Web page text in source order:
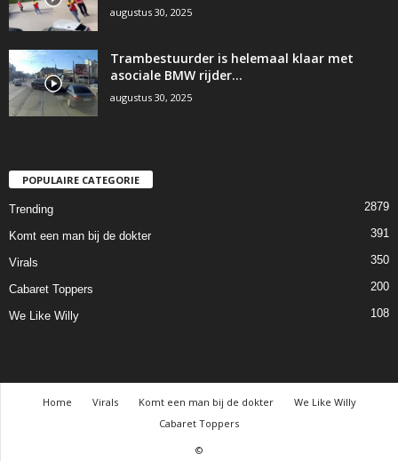
augustus 30, 2025
Trambestuurder is helemaal klaar met
asociale BMW rijder…
augustus 30, 2025
POPULAIRE CATEGORIE
Trending 2879
Komt een man bij de dokter 391
Virals 350
Cabaret Toppers 200
We Like Willy 108
Home Virals Komt een man bij de dokter
We Like Willy
Cabaret Toppers
©